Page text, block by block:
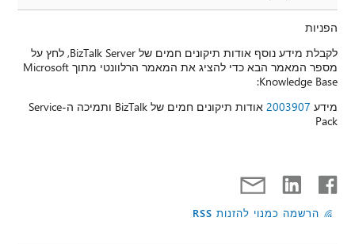
הפניות
לקבלת מידע נוסף אודות תיקונים חמים של BizTalk Server, לחץ על
מספר המאמר הבא כדי להציג את המאמר הרלוונטי מתוך Microsoft
Knowledge Base:
מידע 2003907
אודות תיקונים חמים של BizTalk ותמיכה ה-Service
Pack
הרשמה כמנוי להזנות RSS